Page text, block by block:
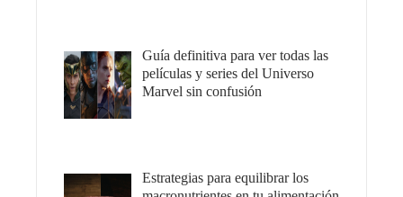
Guía definitiva para ver todas las
películas y series del Universo
Marvel sin confusión
Estrategias para equilibrar los